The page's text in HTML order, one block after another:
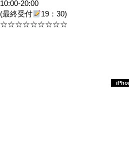
10:00-20:00
(最終受付
19：30)
☆☆☆☆☆☆☆☆☆